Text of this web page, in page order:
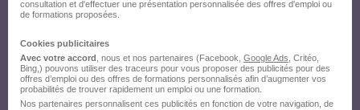
consultation et d'effectuer une présentation personnalisée des offres d'emploi ou
de formations proposées.
Cookies publicitaires
Avec votre accord , nous et nos partenaires (Facebook, Google Ads , Critéo,
Bing,) pouvons utiliser des traceurs pour vous proposer des publicités pour des
offres d’emploi ou des offres de formations personnalisés afin d’augmenter vos
probabilités de trouver rapidement un emploi ou une formation.
Nos partenaires personnalisent ces publicités en fonction de votre navigation, de